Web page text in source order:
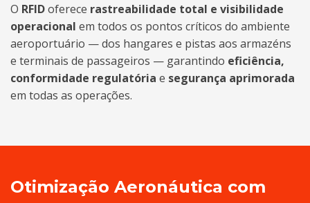
O RFIDoferece rastreabilidade total e visibilidade
operacional em todos os pontos críticos do ambiente
aeroportuário — dos hangares e pistas aos armazéns
e terminais de passageiros — garantindo eficiência,
conformidade regulatória e segurança aprimorada
em todas as operações.
Otimização Aeronáutica com